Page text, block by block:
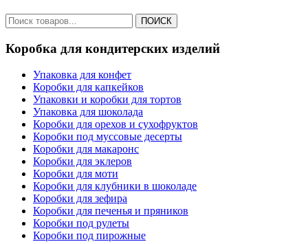
ПОИСК
Коробка для кондитерских изделий
Упаковка для конфет
Коробки для капкейков
Упаковки и коробки для тортов
Упаковка для шоколада
Коробки для орехов и сухофруктов
Коробки под муссовые десерты
Коробки для макаронс
Коробки для эклеров
Коробки для моти
Коробки для клубники в шоколаде
Коробки для зефира
Коробки для печенья и пряников
Коробки под рулеты
Коробки под пирожные